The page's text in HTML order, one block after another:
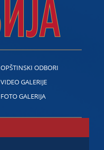
OPŠTINSKI ODBORI
VIDEO GALERIJE
FOTO GALERIJA